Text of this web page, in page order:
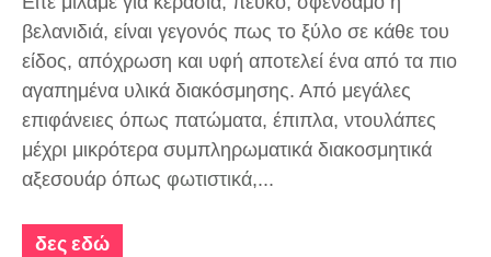
βελανιδιά, είναι γεγονός πως το ξύλο σε κάθε του
είδος, απόχρωση και υφή αποτελεί ένα από τα πιο
αγαπημένα υλικά διακόσμησης. Από μεγάλες
επιφάνειες όπως πατώματα, έπιπλα, ντουλάπες
μέχρι μικρότερα συμπληρωματικά διακοσμητικά
αξεσουάρ όπως φωτιστικά,...
δες εδώ